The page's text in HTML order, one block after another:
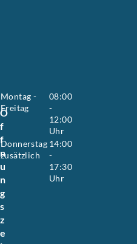
Ö
f
f
n
u
n
g
s
z
e
Montag -
Freitag
08:00
-
12:00
Uhr
Donnerstag
zusätzlich
14:00
-
17:30
Uhr